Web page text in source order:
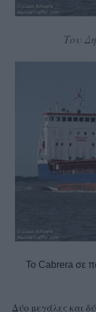
Του
To Cabrera σε
Δύο μεγάλες και